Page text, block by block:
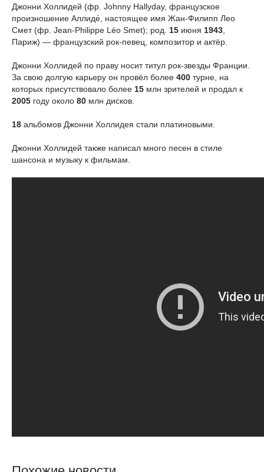
Джонни Холлидей (фр. Johnny Hallyday, французское
произношение Аллиде́, настоящее имя Жан-Филипп Лео
Смет (фр. Jean-Philippe Léo Smet); род. 15 июня 1943
Париж) — французский рок-певец, композитор и актёр.
Джонни Холлидей по праву носит титул рок-звезды Франции.
За свою долгую карьеру он провёл более 400 турне, на
которых присутствовало более 15 млн зрителей и продал к
2005 году около 80 млн дисков.
18 альбомов Джонни Холлидея стали платиновыми.
Джонни Холлидей также написал много песен в стиле
шансона и музыку к фильмам.